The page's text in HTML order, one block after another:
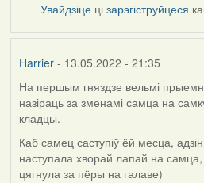
Увайдзіце цізарэгіструйцеся
Harrier- 13.05.2022 - 21:35
На першым гняздзе вельмі
назіраць за зменамі самца на
кладцы.
Каб самец саступіў ёй месца,
наступала хворай лапай на
цягнула за пёры на галаве)